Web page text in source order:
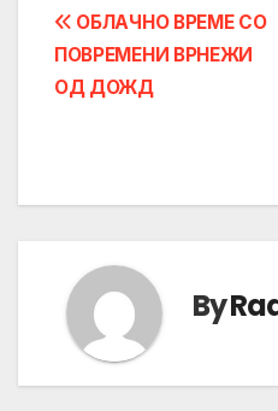
Post
navigation
ОБЛАЧНО ВРЕМЕ СО
ПОВРЕМЕНИ ВРНЕЖИ
ОД ДОЖД
By